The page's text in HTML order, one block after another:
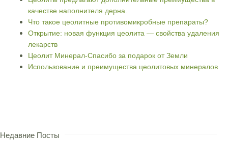
качестве наполнителя дерна.
Что такое цеолитные противомикробные препараты?
Открытие: новая функция цеолита — свойства удаления
лекарств
Цеолит Минерал-Спасибо за подарок от Земли
Использование и преимущества цеолитовых минералов
Недавние Посты